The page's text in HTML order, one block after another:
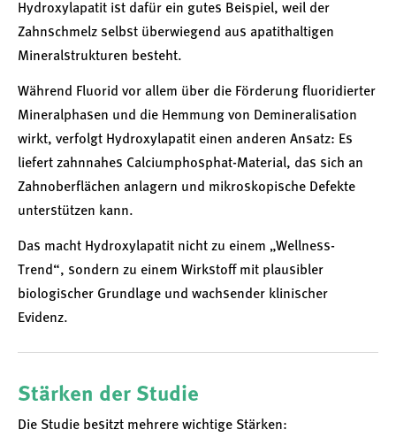
Hydroxylapatit ist dafür ein gutes Beispiel, weil der
Zahnschmelz selbst überwiegend aus apatithaltigen
Mineralstrukturen besteht.
Während Fluorid vor allem über die Förderung fluoridierter
Mineralphasen und die Hemmung von Demineralisation
wirkt, verfolgt Hydroxylapatit einen anderen Ansatz: Es
liefert zahnnahes Calciumphosphat-Material, das sich an
Zahnoberflächen anlagern und mikroskopische Defekte
unterstützen kann.
Das macht Hydroxylapatit nicht zu einem „Wellness-
Trend“, sondern zu einem Wirkstoff mit plausibler
biologischer Grundlage und wachsender klinischer
Evidenz.
Stärken der Studie
Die Studie besitzt mehrere wichtige Stärken: